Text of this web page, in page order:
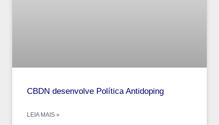
CBDN desenvolve Política Antidoping
LEIA MAIS »